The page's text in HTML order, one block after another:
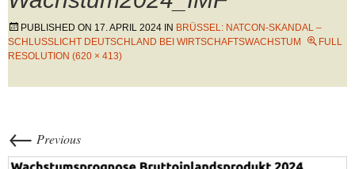
PUBLISHED ON 17. APRIL 2024 IN BRÜSSEL: NATCON-SKANDAL –
SCHLUSSLICHT DEUTSCHLAND BEI WIRTSCHAFTSWACHSTUM
FULL
RESOLUTION (620 × 413)
← Previous